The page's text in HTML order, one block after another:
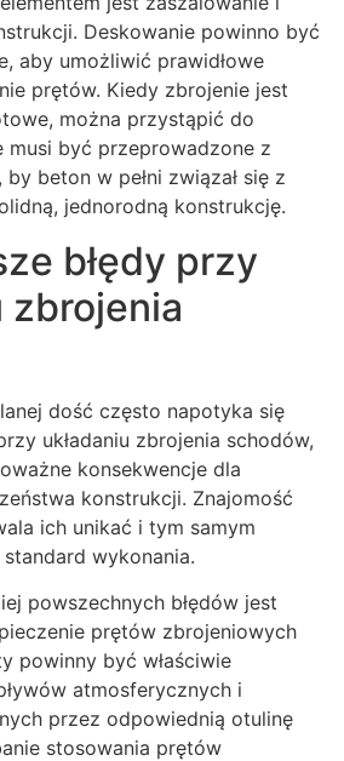
Deskowanie powinno być
aby umożliwić prawidłowe
prętów. Kiedy zbrojenie jest
można przystąpić do
musi być przeprowadzone z
by beton w pełni związał się z
jednorodną konstrukcję.
błędy przy
zbrojenia
dość często napotyka się
układaniu zbrojenia schodów,
konsekwencje dla
konstrukcji. Znajomość
ich unikać i tym samym
wykonania.
powszechnych błędów jest
prętów zbrojeniowych
powinny być właściwie
atmosferycznych i
przez odpowiednią otulinę
stosowania prętów